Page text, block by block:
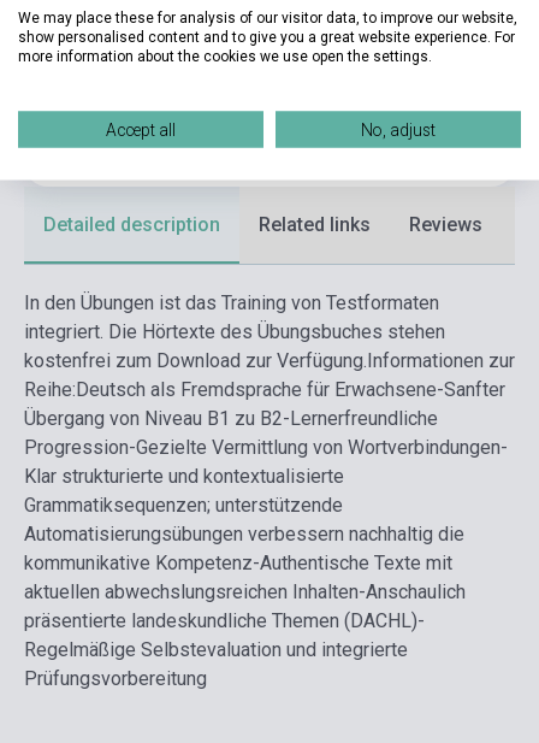
Date of publication 2016
Format Book + Online Audio Material
Detailed description Related links Reviews
In den Übungen ist das Training von Testformaten
integriert. Die Hörtexte des Übungsbuches stehen
kostenfrei zum Download zur Verfügung.Informationen zur
Reihe:Deutsch als Fremdsprache für Erwachsene-Sanfter
Übergang von Niveau B1 zu B2-Lernerfreundliche
Progression-Gezielte Vermittlung von Wortverbindungen-
Klar strukturierte und kontextualisierte
Grammatiksequenzen; unterstützende
Automatisierungsübungen verbessern nachhaltig die
kommunikative Kompetenz-Authentische Texte mit
aktuellen abwechslungsreichen Inhalten-Anschaulich
präsentierte landeskundliche Themen (DACHL)-
Regelmäßige Selbstevaluation und integrierte
Prüfungsvorbereitung
We may place these for analysis of our visitor data, to improve our website,
show personalised content and to give you a great website experience. For
more information about the cookies we use open the settings.
Accept all No, adjust